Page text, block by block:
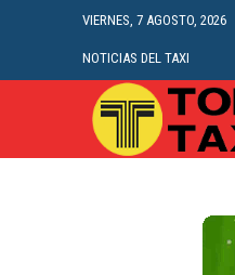
VIERNES, 7 AGOSTO, 2026
NOTICIAS DEL TAXI